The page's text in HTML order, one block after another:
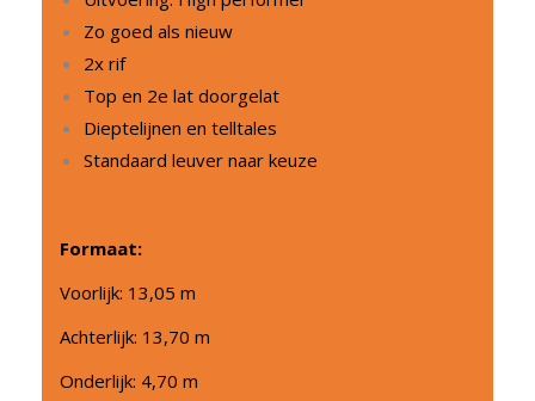
Zo goed als nieuw
2x rif
Top en 2e lat doorgelat
Dieptelijnen en telltales
Standaard leuver naar keuze
Formaat:
Voorlijk: 13,05 m
Achterlijk: 13,70 m
Onderlijk: 4,70 m